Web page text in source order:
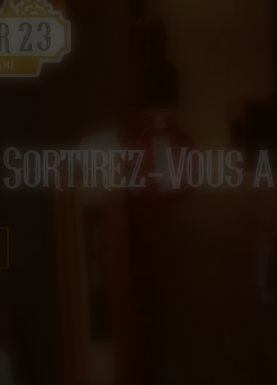
Vous